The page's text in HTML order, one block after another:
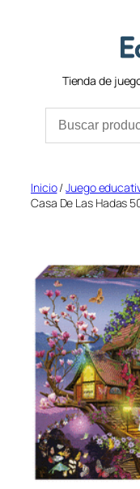
Tienda de
Inicio/Juego
Casa De Las Hadas